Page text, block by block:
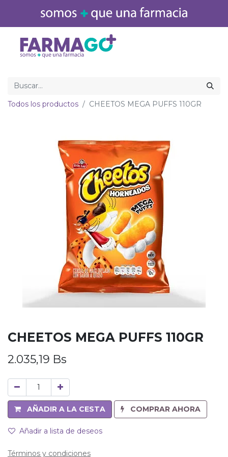
Todos los productos CHEETOS MEGA PUFFS 110GR
CHEETOS MEGA PUFFS 110GR
2.035,19 Bs
AÑADIR A LA CESTA COMPRAR AHORA
Añadir a lista de deseos
Términos y condiciones